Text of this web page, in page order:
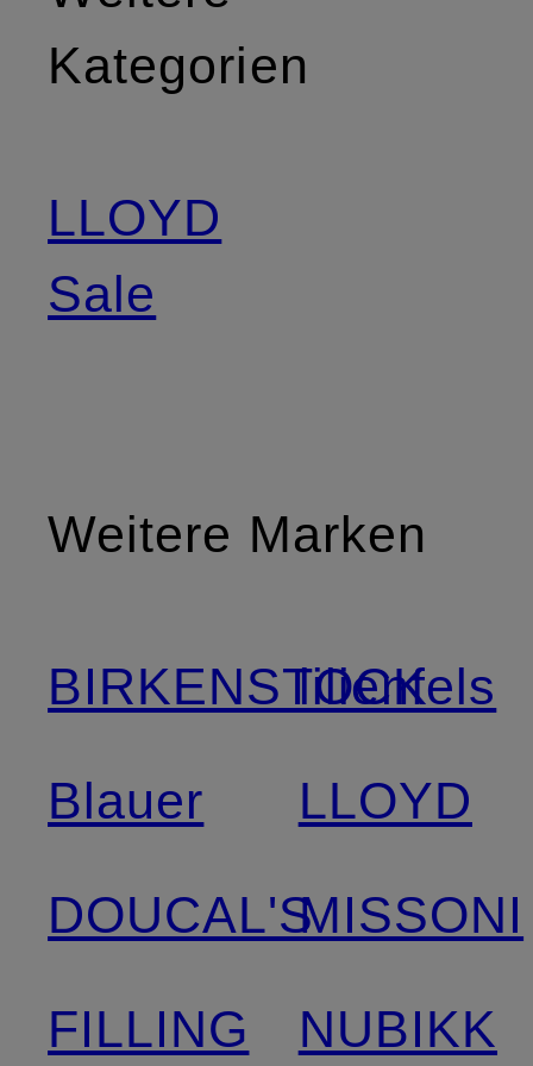
Kategorien
LLOYD
Sale
Weitere Marken
BIRKENSTOCK
Blauer
DOUCAL'S
FILLING
lilienfels
LLOYD
MISSONI
NUBIKK